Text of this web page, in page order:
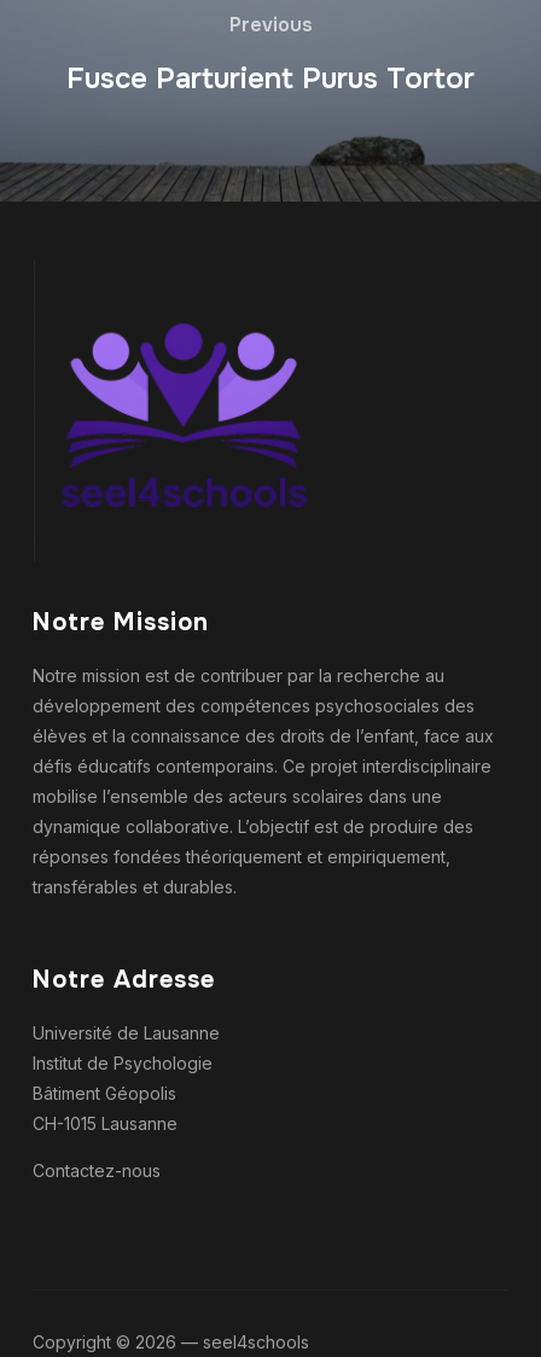
Previous
Fusce Parturient Purus Tortor
Notre Mission
Notre mission est de contribuer par la recherche au
développement des compétences psychosociales des
élèves et la connaissance des droits de l’enfant, face aux
défis éducatifs contemporains. Ce projet interdisciplinaire
mobilise l’ensemble des acteurs scolaires dans une
dynamique collaborative. L’objectif est de produire des
réponses fondées théoriquement et empiriquement,
transférables et durables.
Notre Adresse
Université de Lausanne
Institut de Psychologie
Bâtiment Géopolis
CH-1015 Lausanne
Contactez-nous
Copyright © 2026 — seel4schools